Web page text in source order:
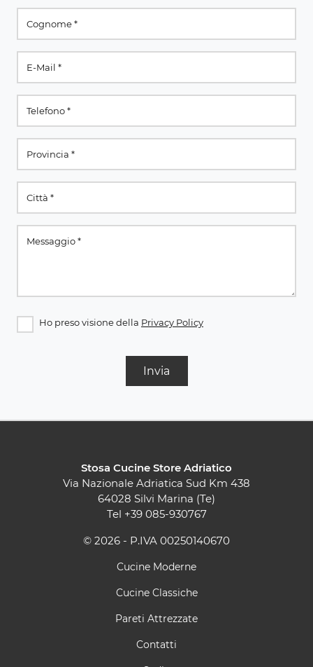
Ho preso visione della Privacy Policy
Invia
Stosa Cucine Store Adriatico
Via Nazionale Adriatica Sud Km 438
64028 Silvi Marina (Te)
Tel +39 085-930767
© 2026 - P.IVA 00250140670
Cucine Moderne
Cucine Classiche
Pareti Attrezzate
Contatti